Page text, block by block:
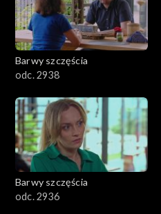
Barwy szczęścia
odc. 2938
Barwy szczęścia
odc. 2936